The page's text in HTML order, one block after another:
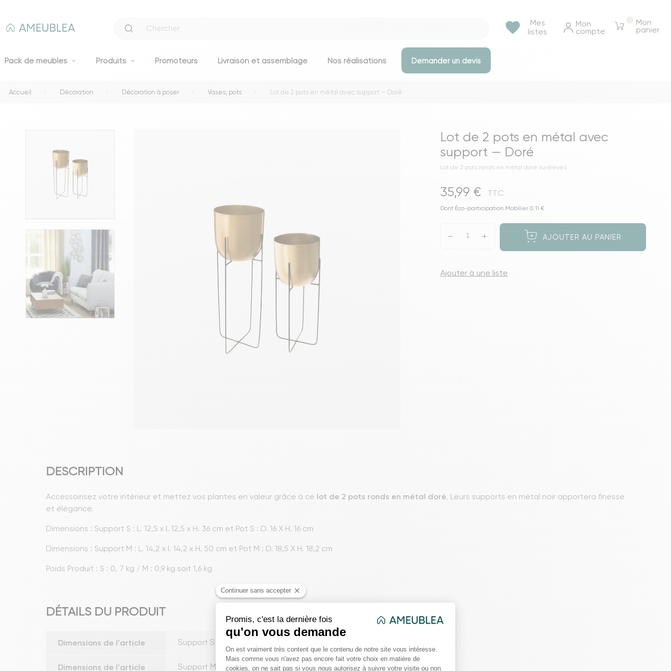
Mes
listes
favorite Mon
compte
Mon
panier
Pack de meubles Produits
Portants & Dressings
Voir tous les meubles de rangements
Tables basse & appoints
Promoteurs Livraison et assemblage Nos réalisations Demander un devis
Accueil Décoration Décoration à poser Vases, pots Lot de 2 pots en métal avec support — Doré
Lot de 2 pots en métal avec
support — Doré
Lot de 2 pots ronds en métal doré surélevés
35,99 € TTC
Dont Éco-participation Mobilier 0.11 €
AJOUTER AU PANIER
Ajouter à une liste
DESCRIPTION
Accessoirisez votre intérieur et mettez vos plantes en valeur grâce à ce lot de 2 pots ronds en métal doré. Leurs supports en métal noir apportera finesse
et élégance.
Dimensions : Support S : L. 12,5 x l. 12,5 x H. 36 cm et Pot S : D. 16 X H. 16 cm
Dimensions : Support M : L. 14,2 x l. 14,2 x H. 50 cm et Pot M : D. 18,5 X H. 18,2 cm
Poids Produit : S : 0, 7 kg / M : 0,9 kg soit 1,6 kg
DÉTAILS DU PRODUIT
Dimensions de l'article Support S : L. 12,5 x l. 12,5 x H. 36 cm et Pot S : D. 16 X H. 16 cm
Dimensions de l'article Support M : L. 14,2 x l. 14,2 x H. 50 cm et Pot M : D. 18,5 X H. 18,2 cm